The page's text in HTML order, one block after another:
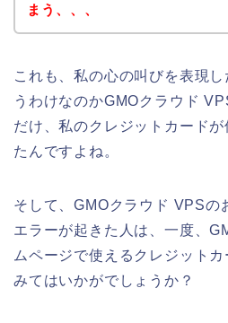
まう、、、
これも、私の心の叫びを表現
うわけなのかGMOクラウド
だけ、私のクレジットカード
たんですよね。
そして、GMOクラウド VPSの
エラーが起きた人は、一度、
ムページで使えるクレジット
みてはいかがでしょうか？